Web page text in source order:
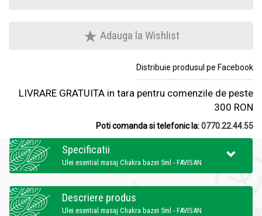
Adauga la Wishlist
Distribuie produsul pe Facebook
LIVRARE GRATUITA in tara pentru comenzile de peste
300 RON
Poti comanda si telefonic la:0770.22.44.55
Specificatii
Ulei esential masaj Chakra bazei 5ml - FAVISAN
Descriere produs
Ulei esential masaj Chakra bazei 5ml - FAVISAN